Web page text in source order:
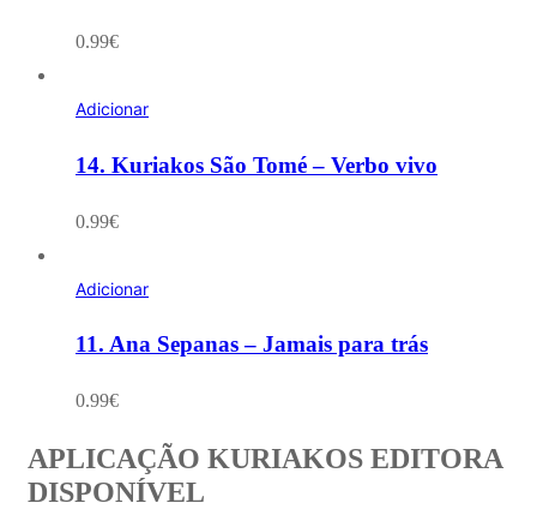
0.99€
Adicionar
14. Kuriakos São Tomé – Verbo vivo
0.99€
Adicionar
11. Ana Sepanas – Jamais para trás
0.99€
APLICAÇÃO KURIAKOS EDITORA
DISPONÍVEL